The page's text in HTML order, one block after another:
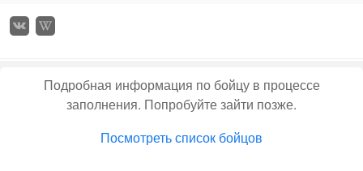
Подробная информация по бойцу в процессе
заполнения. Попробуйте зайти позже.
Посмотреть список бойцов